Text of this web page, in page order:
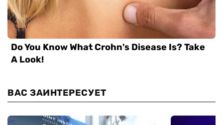
ВАС ЗАИНТЕРЕСУЕТ